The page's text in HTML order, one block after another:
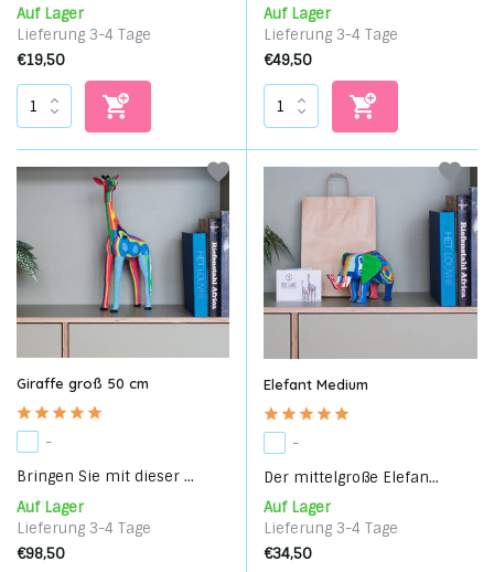
Auf Lager
Lieferung 3-4 Tage
€19,50
Auf Lager
Lieferung 3-4 Tage
€49,50
Giraffe groß 50 cm
-
Bringen Sie mit dieser ...
Auf Lager
Lieferung 3-4 Tage
€98,50
Elefant Medium
-
Der mittelgroße Elefan...
Auf Lager
Lieferung 3-4 Tage
€34,50